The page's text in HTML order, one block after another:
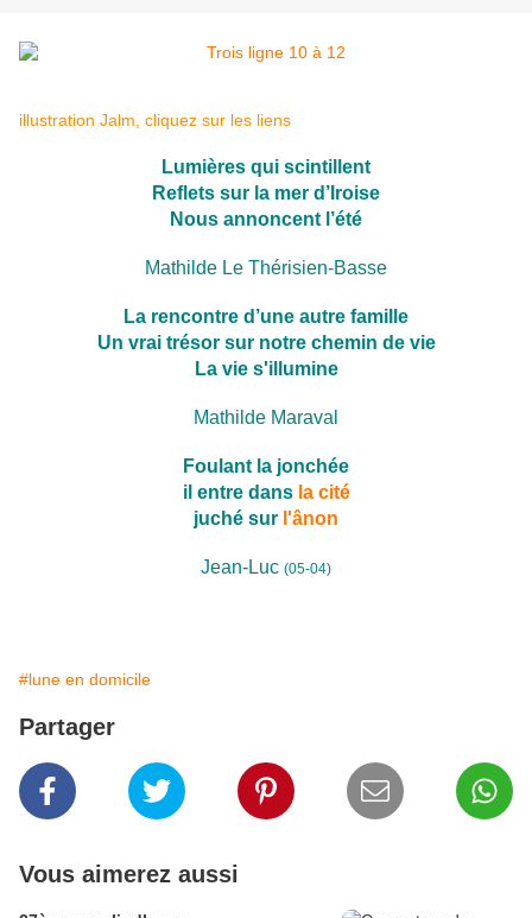
illustration Jalm, cliquez sur les liens
Lumières qui scintillent
Reflets sur la mer d’Iroise
Nous annoncent l’été
Mathilde Le Thérisien-Basse
La rencontre d’une autre famille
Un vrai trésor sur notre chemin de vie
La vie s'illumine
Mathilde Maraval
Foulant la jonchée
il entre dans la cité
juché sur l'ânon
Jean-Luc (05-04)
#lune en domicile
Partager
Vous aimerez aussi